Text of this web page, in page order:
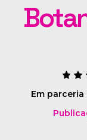
PRICING
HISTÓRIAS
SOBRE NOS
Em